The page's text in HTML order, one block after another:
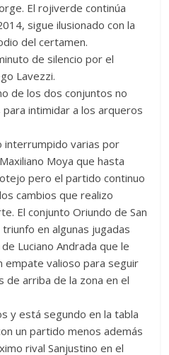
El rojiverde continúa
sigue ilusionado con la
del certamen.
de silencio por el
Lavezzi.
de los dos conjuntos no
intimidar a los arqueros
interrumpido varias por
Moya que hasta
pero el partido continuo
cambios que realizo
El conjunto Oriundo de San
en algunas jugadas
Luciano Andrada que le
empate valioso para seguir
de arriba de la zona en el
y está segundo en la tabla
un partido menos además
rival Sanjustino en el